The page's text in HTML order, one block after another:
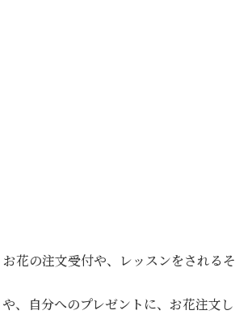
花の注文受付や、レッスンをされるそ
、自分へのプレゼントに、お花注文し